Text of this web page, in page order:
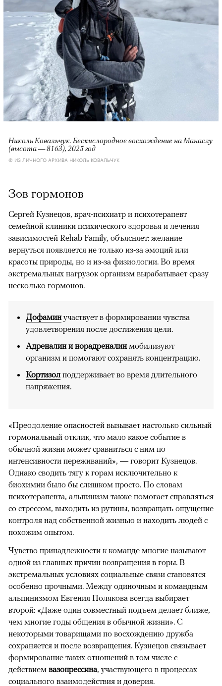
Николь Ковальчук. Бескислородное восхождение на Манаслу
(высота — 8163), 2025 год
© ИЗ ЛИЧНОГО АРХИВА НИКОЛЬ КОВАЛЬЧУК
Зов гормонов
Сергей Кузнецов, врач-психиатр и психотерапевт
семейной клиники психического здоровья и лечения
зависимостей Rehab Family, объясняет: желание
вернуться появляется не только из-за эмоций или
красоты природы, но и из-за физиологии. Во время
экстремальных нагрузок организм вырабатывает сразу
несколько гормонов.
Дофаминучаствует в формировании чувства
удовлетворения после достижения цели.
Адреналин и норадреналинмобилизуют
организм и помогают сохранять концентрацию.
Кортизол поддерживает во время длительного
напряжения.
«Преодоление опасностей вызывает настолько сильный
гормональный отклик, что мало какое событие в
обычной жизни может сравниться с ним по
интенсивности переживаний», — говорит Кузнецов.
Однако сводить тягу к горам исключительно к
биохимии было бы слишком просто. По словам
психотерапевта, альпинизм также помогает справляться
со стрессом, выходить из рутины, возвращать ощущение
контроля над собственной жизнью и находить людей с
похожим опытом.
Чувство принадлежности к команде многие называют
одной из главных причин возвращения в горы. В
экстремальных условиях социальные связи становятся
особенно прочными. Между одиночным и командным
альпинизмом Евгения Полякова всегда выбирает
второй: «Даже один совместный подъем делает ближе,
чем многие годы общения в обычной жизни». С
некоторыми товарищами по восхождению дружба
сохраняется и после возвращения. Кузнецов связывает
формирование таких отношений в том числе с
действием вазопрессина, участвующего в процессах
социального взаимодействия и доверия.